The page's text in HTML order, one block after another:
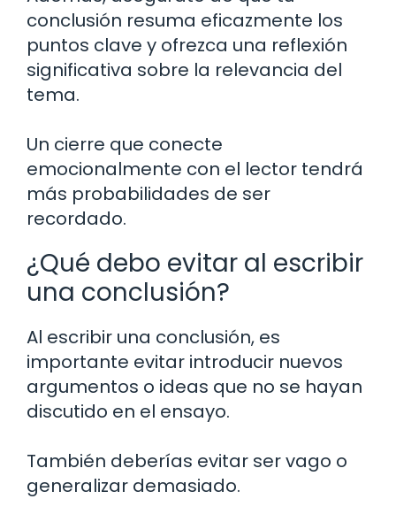
conclusión resuma eficazmente los
puntos clave y ofrezca una reflexión
significativa sobre la relevancia del
tema.
Un cierre que conecte
emocionalmente con el lector tendrá
más probabilidades de ser
recordado.
¿Qué debo evitar al escribir
una conclusión?
Al escribir una conclusión, es
importante evitar introducir nuevos
argumentos o ideas que no se hayan
discutido en el ensayo.
También deberías evitar ser vago o
generalizar demasiado.